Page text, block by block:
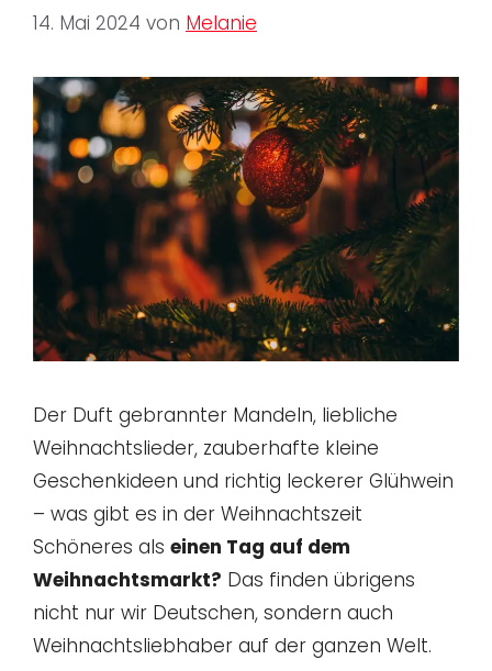
14. Mai 2024 von Melanie
Der Duft gebrannter Mandeln, liebliche
Weihnachtslieder, zauberhafte kleine
Geschenkideen und richtig leckerer Glühwein
– was gibt es in der Weihnachtszeit
Schöneres als einen Tag auf dem
Weihnachtsmarkt? Das finden übrigens
nicht nur wir Deutschen, sondern auch
Weihnachtsliebhaber auf der ganzen Welt.